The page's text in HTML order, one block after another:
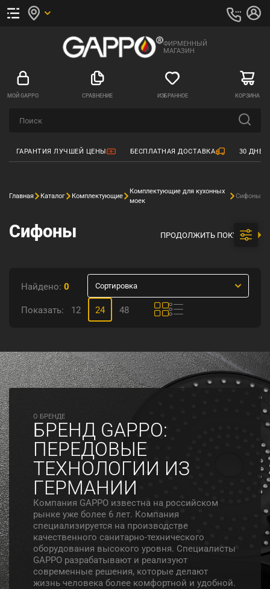
ФИРМЕННЫЙ
МАГАЗИН
МОЙ GAPPO СРАВНЕНИЕ ИЗБРАННОЕ КОРЗИНА
ГАРАНТИЯ ЛУЧШЕЙ ЦЕНЫ БЕСПЛАТНАЯ ДОСТАВКА 30
Главная Каталог Комплектующие
Комплектующие для кухонных
моек
Сифоны
Сифоны ПРОДОЛЖИТЬ ПОКУПКИ
Найдено: 0 Сортировка
Показать: 12 24 48
O БРЕНДЕ
БРЕНД GAPPO:
ПЕРЕДОВЫЕ
ТЕХНОЛОГИИ ИЗ
ГЕРМАНИИ
Компания GAPPO известна на российском
рынке уже более 6 лет. Компания
специализируется на производстве
качественного санитарно-технического
оборудования высокого уровня. Специалисты
GAPPO разрабатывают и реализуют
современные решения, которые делают
жизнь человека более комфортной и удобной.